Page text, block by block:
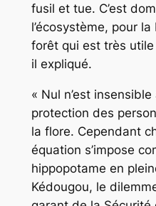
fusil et tue. C’est
l’écosystème, pour
forêt qui est très
il expliqué.
« Nul n’est
protection des
la flore. Cependant
équation s’impose
hippopotame en
Kédougou, le